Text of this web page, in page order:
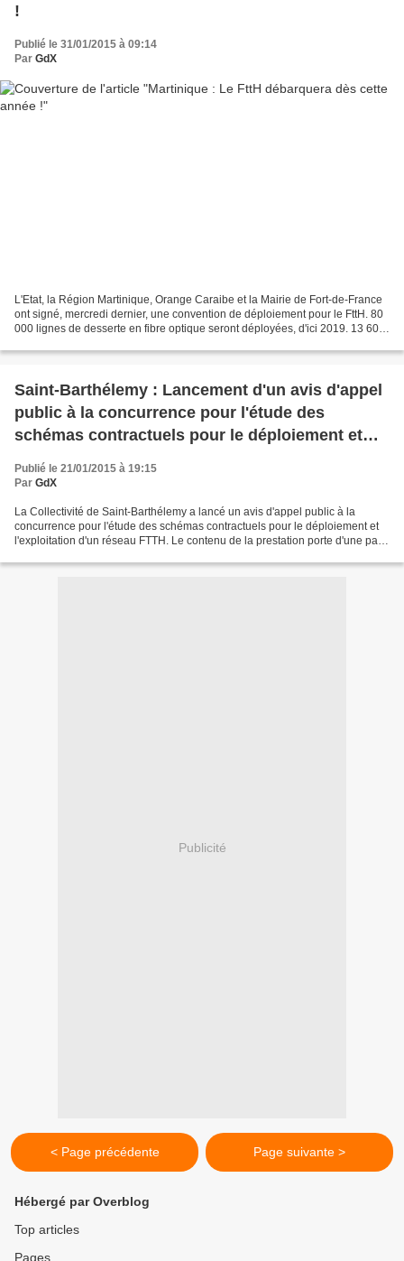
!
Publié le 31/01/2015 à 09:14
Par GdX
L'Etat, la Région Martinique, Orange Caraibe et la Mairie de Fort-de-France
ont signé, mercredi dernier, une convention de déploiement pour le FttH. 80
000 lignes de desserte en fibre optique seront déployées, d'ici 2019. 13 600
Saint-Barthélemy : Lancement d'un avis d'appel
public à la concurrence pour l'étude des
schémas contractuels pour le déploiement et
l'exploitation d'un réseau FTTH
Publié le 21/01/2015 à 19:15
Par GdX
La Collectivité de Saint-Barthélemy a lancé un avis d'appel public à la
concurrence pour l'étude des schémas contractuels pour le déploiement et
l'exploitation d'un réseau FTTH. Le contenu de la prestation porte d'une part
Publicité
< Page précédente Page suivante >
Hébergé par Overblog
Top articles
Pages